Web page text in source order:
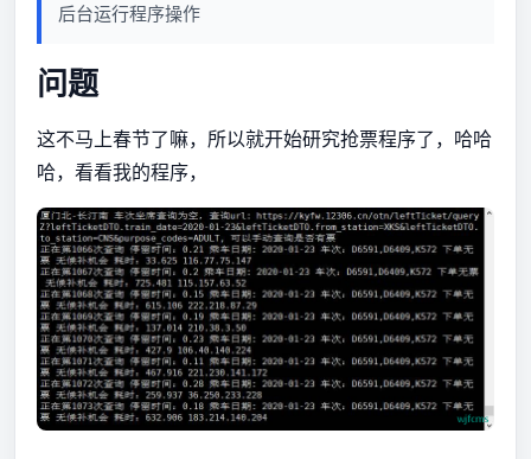
后台运行程序操作
问题
这不马上春节了嘛，所以就开始研究抢票程序了，哈哈
哈，看看我的程序，